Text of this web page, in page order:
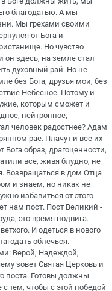
благодатью. А мы
Мы грехами своими
от Бога и
Но чувство
он здесь, на земле стал
духовный рай. Но не
без Бога, друзья мои, без
Небесное. Потому и
которым сможет и
нейтронное,
человек радостнее? Адам
рае. Плачут и все их
образ, драгоценности,
все, живя блудно, не
Возвращаться в дом Отца
и знаем, но никак не
избавиться от этого
нам пост. Пост Великий -
это время подвига.
И одеться в нового
облечься.
Верой, Надеждой,
зовет Святая Церковь и
поста. Готовы должны
с тем, чтобы с этой победой